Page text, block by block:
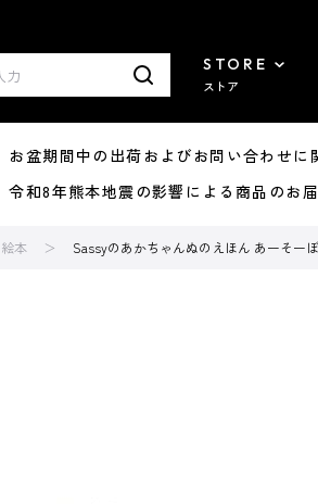
STORE
ストア
盆期間中の出荷およびお問い合わせに
和8年熊本地震の影響による商品のお届
絵本 Sassyのあかちゃんぬのえほん あーそーぼ